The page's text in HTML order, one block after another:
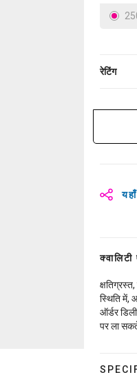
रेटिंग
स्थिति में,
ऑर्डर
पर ला